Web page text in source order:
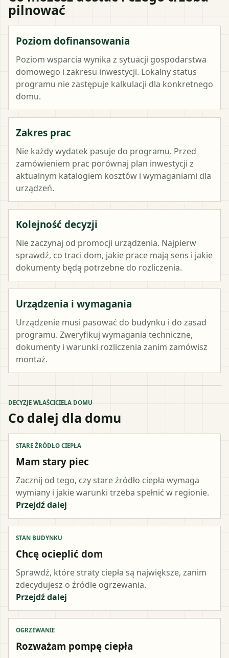
pilnować
Poziom dofinansowania
Poziom wsparcia wynika z sytuacji gospodarstwa
domowego i zakresu inwestycji. Lokalny status
programu nie zastępuje kalkulacji dla konkretnego
domu.
Zakres prac
Nie każdy wydatek pasuje do programu. Przed
zamówieniem prac porównaj plan inwestycji z
aktualnym katalogiem kosztów i wymaganiami dla
urządzeń.
Kolejność decyzji
Nie zaczynaj od promocji urządzenia. Najpierw
sprawdź, co traci dom, jakie prace mają sens i jakie
dokumenty będą potrzebne do rozliczenia.
Urządzenia i wymagania
Urządzenie musi pasować do budynku i do zasad
programu. Zweryfikuj wymagania techniczne,
dokumenty i warunki rozliczenia zanim zamówisz
montaż.
DECYZJE WŁAŚCICIELA DOMU
Co dalej dla domu
STARE ŹRÓDŁO CIEPŁA
Mam stary piec
Zacznij od tego, czy stare źródło ciepła wymaga
wymiany i jakie warunki trzeba spełnić w regionie.
Przejdź dalej
STAN BUDYNKU
Chcę ocieplić dom
Sprawdź, które straty ciepła są największe, zanim
zdecydujesz o źródle ogrzewania.
Przejdź dalej
OGRZEWANIE
Rozważam pompę ciepła